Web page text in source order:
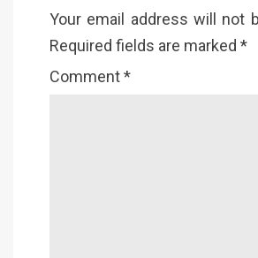
Your email address will not
Required fields are marked *
Comment*